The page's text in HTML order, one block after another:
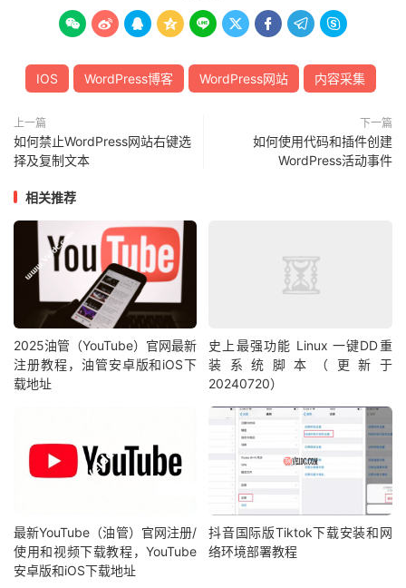
        
IOS WordPress博客 WordPress网站 内容采集
上一篇
如何禁止WordPress网站右键选
择及复制文本
下一篇
如何使用代码和插件创建
WordPress活动事件
相关推荐
2025油管（YouTube）官网最新
注册教程，油管安卓版和iOS下
载地址
史上最强功能 Linux 一键DD重
装系统脚本（更新于
20240720）
最新YouTube（油管）官网注册/
使用和视频下载教程，YouTube
安卓版和iOS下载地址
抖音国际版Tiktok下载安装和网
络环境部署教程